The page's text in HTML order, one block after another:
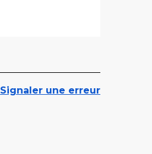
Signaler une erreur